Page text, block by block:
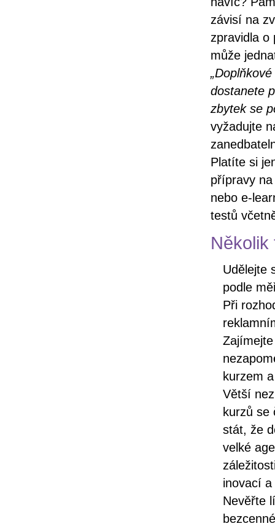
závisí na
zpravidla o
může
dostanete
zbytek se
vyžadujte
Platíte si
přípravy
nebo e-
testů
Udělejte
podle
Při
kurzem
Větší
kurzů se
stát, že
velké
inovací
Nevěřte